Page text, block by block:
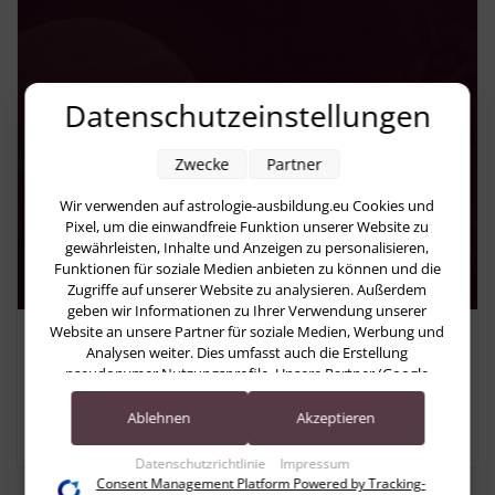
Das neue Jupiter-Jahr in Löwe – den
Platz im eigenen Leben einnehmen
Planeten
Datenschutzeinstellungen
Wir verwenden auf astrologie-ausbildung.eu Cookies und
Pixel, um die einwandfreie Funktion unserer Website zu
gewährleisten, Inhalte und Anzeigen zu personalisieren,
Funktionen für soziale Medien anbieten zu können und die
Zugriffe auf unserer Website zu analysieren. Außerdem
geben wir Informationen zu Ihrer Verwendung unserer
Website an unsere Partner für soziale Medien, Werbung und
Analysen weiter. Dies umfasst auch die Erstellung
pseudonymer Nutzungsprofile. Unsere Partner (Google
Advertising Products) führen diese Informationen
möglicherweise mit weiteren Daten zusammen, die Sie ihnen
Accounts) oder welche sie im Rahmen Ihrer Nutzung der
Dienste gesammelt haben (bspw. Nutzungsdaten anderer
Datenschutzrichtlinie Impressum
Zwecke Partner
Ablehnen Akzeptieren
Consent Management Platform Powered by Tracking-